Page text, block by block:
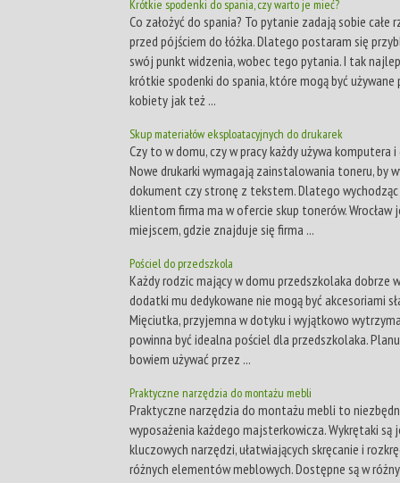
Krótkie spodenki do spania, czy warto je mieć?
Co założyć do spania? To pytanie zadają sobie całe
przed pójściem do łóżka. Dlatego postaram się
swój punkt widzenia, wobec tego pytania. I tak
krótkie spodenki do spania, które mogą być używane
kobiety jak też ...
Skup materiałów eksploatacyjnych do drukarek
Czy to w domu, czy w pracy każdy używa komputera i
Nowe drukarki wymagają zainstalowania toneru, by
dokument czy stronę z tekstem. Dlatego
klientom firma ma w ofercie skup tonerów. Wrocław
miejscem, gdzie znajduje się firma ...
Pościel do przedszkola
Każdy rodzic mający w domu przedszkolaka dobrze
dodatki mu dedykowane nie mogą być akcesoriami
Mięciutka, przyjemna w dotyku i wyjątkowo
powinna być idealna pościel dla przedszkolaka.
bowiem używać przez ...
Praktyczne narzędzia do montażu mebli
Praktyczne narzędzia do montażu mebli to
wyposażenia każdego majsterkowicza. Wykrętaki są
kluczowych narzędzi, ułatwiających skręcanie i
różnych elementów meblowych. Dostępne są w